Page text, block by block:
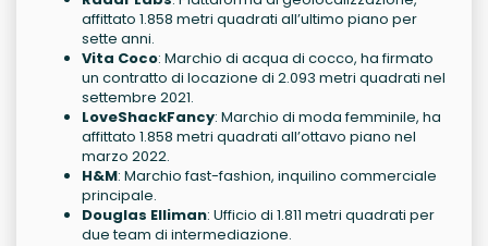
affittato 1.858 metri quadrati all’ultimo piano per
sette anni.
Vita Coco: Marchio di acqua di cocco, ha firmato
un contratto di locazione di 2.093 metri quadrati nel
settembre 2021.
LoveShackFancy: Marchio di moda femminile, ha
affittato 1.858 metri quadrati all’ottavo piano nel
marzo 2022.
H&M: Marchio fast-fashion, inquilino commerciale
principale.
Douglas Elliman: Ufficio di 1.811 metri quadrati per
due team di intermediazione.